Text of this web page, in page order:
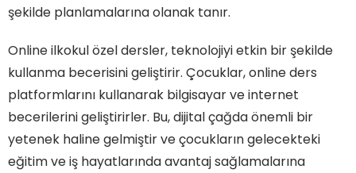
şekilde planlamalarına olanak tanır.
Online ilkokul özel dersler, teknolojiyi etkin bir şekilde
kullanma becerisini geliştirir. Çocuklar, online ders
platformlarını kullanarak bilgisayar ve internet
becerilerini geliştirirler. Bu, dijital çağda önemli bir
yetenek haline gelmiştir ve çocukların gelecekteki
eğitim ve iş hayatlarında avantaj sağlamalarına